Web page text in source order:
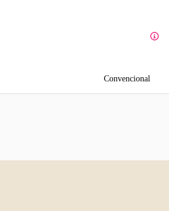
Convencional